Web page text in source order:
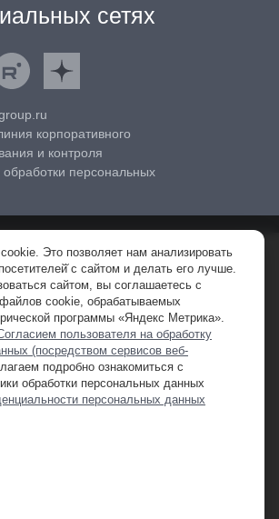
сетях
Яндекс.Дзен
корпоративного
и контроля
обработки персональных
(FNG) – официальный дистрибьютор
7710761161 КПП 509950001 ОГРН
на то, что данный интернет-сайт, а также
, ценах и специальных предложениях,
носит исключительно информационный
условиях не является публичной офертой,
Это позволяет нам анализировать
с сайтом и делать его лучше.
сайтом, вы соглашаетесь с
cookie, обрабатываемых
программы «Яндекс Метрика».
пользователя на обработку
(посредством сервисов веб-
подробно ознакомиться с
обработки персональных данных
персональных данных